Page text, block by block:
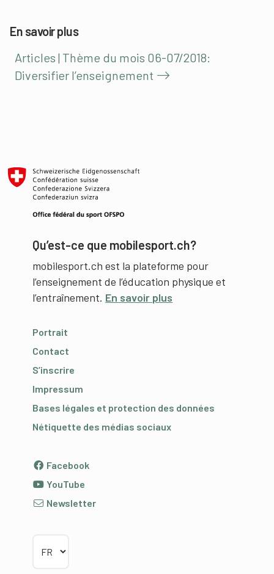
En savoir plus
Articles | Thème du mois 06-07/2018:
Diversifier l’enseignement
Qu’est-ce que mobilesport.ch?
mobilesport.ch est la plateforme pour
l’enseignement de l’éducation physique et
l’entraînement. En savoir plus
Portrait
Contact
S’inscrire
Impressum
Bases légales et protection des données
Nétiquette des médias sociaux
Facebook
YouTube
Newsletter